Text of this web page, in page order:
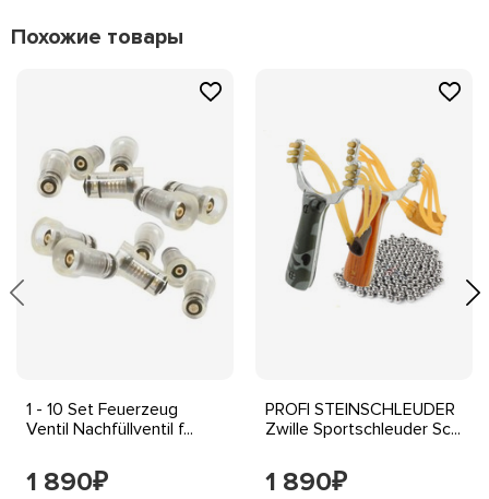
Похожие товары
1 - 10 Set Feuerzeug
Ventil Nachfüllventil f...
1 890₽
PROFI STEINSCHLEUDER
Zwille Sportschleuder Sc...
1 890₽